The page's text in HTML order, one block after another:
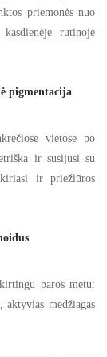
priemonės nuo
rutinoje
pigmentacija
vietose po
ir susijusi su
ir priežiūros
paros metu:
medžiagas